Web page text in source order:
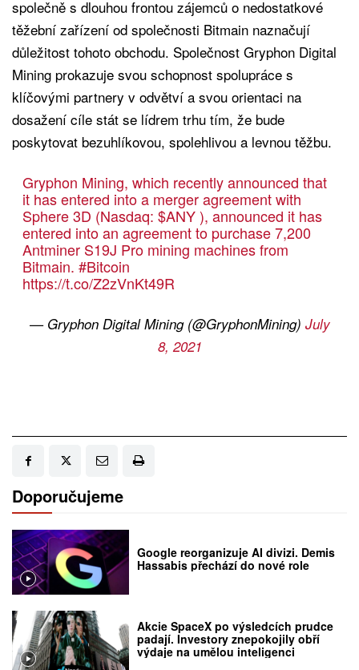
společně s dlouhou frontou zájemců o nedostatkové
těžební zařízení od společnosti Bitmain naznačují
důležitost tohoto obchodu. Společnost Gryphon Digital
Mining prokazuje svou schopnost spolupráce s
klíčovými partnery v odvětví a svou orientaci na
dosažení cíle stát se lídrem trhu tím, že bude
poskytovat bezuhlíkovou, spolehlivou a levnou těžbu.
Gryphon Mining, which recently announced that
it has entered into a merger agreement with
Sphere 3D (Nasdaq: $ANY), announced it has
entered into an agreement to purchase 7,200
Antminer S19J Pro mining machines from
Bitmain. #Bitcoin
https://t.co/Z2zVnKt49R
— Gryphon Digital Mining (@GryphonMining) July
8, 2021
Doporučujeme
Google reorganizuje AI divizi. Demis
Hassabis přechází do nové role
Akcie SpaceX po výsledcích prudce
padají. Investory znepokojily obří
výdaje na umělou inteligenci